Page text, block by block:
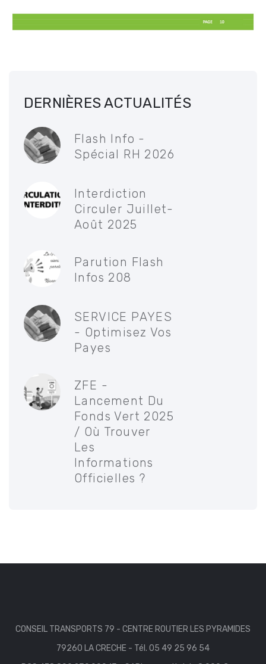
DERNIÈRES ACTUALITÉS
Flash Info -
Spécial RH 2026
Interdiction
Circuler Juillet-
Août 2025
Parution Flash
Infos 208
SERVICE PAYES
- Optimisez Vos
Payes
ZFE -
Lancement Du
Fonds Vert 2025
/ Où Trouver
Les
Informations
Officielles ?
CONSEIL TRANSPORTS 79 - CENTRE ROUTIER LES PYRAMIDES
79260 LA CRECHE - Tél. 05 49 25 96 54